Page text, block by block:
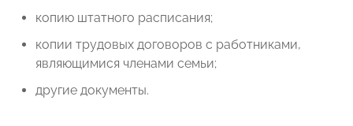
копию штатного расписания;
копии трудовых договоров с работниками,
являющимися членами семьи;
другие документы.